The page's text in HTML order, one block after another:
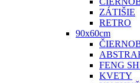
ZÁTIŠIE
RETRO
90x60cm
FENG
KVETY